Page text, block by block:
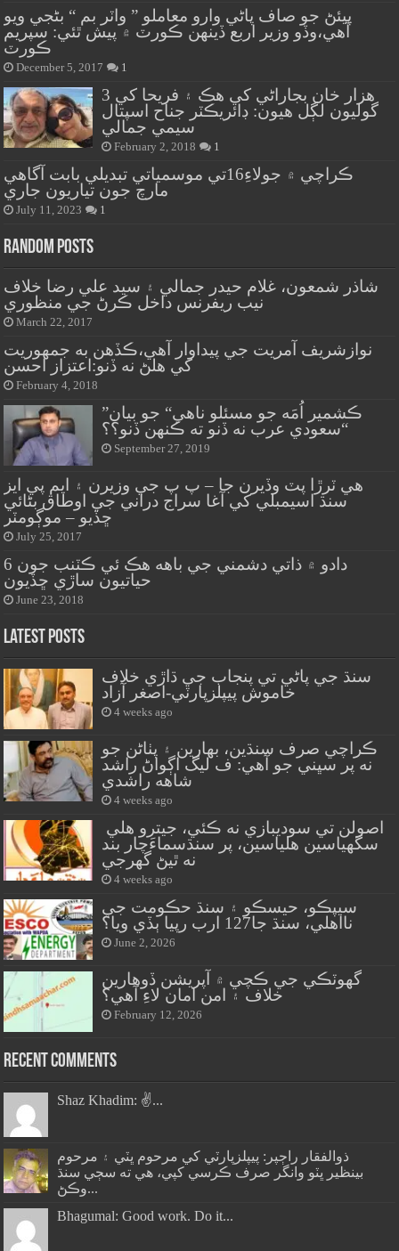
پيئڻ جو صاف پاڻي وارو معاملو ” واٽر بم “ بڻجي ويو
آهي،وڏو وزير اربع ڏينهن ڪورٽ ۾ پيش ٿئي: سپريم
ڪورٽ
December 5, 2017 1
هزار خان بجاراڻي کي هڪ ۽ فريحا کي 3
گوليون لڳل هيون: ڊائريڪٽر جناح اسپتال
سيمي جمالي
February 2, 2018 1
ڪراچي ۾ جولاءِ16تي موسمياتي تبديلي بابت آگاهي
مارچ جون تياريون جاري
July 11, 2023 1
Random Posts
شاذر شمعون، غلام حيدر جمالي ۽ سيد علي رضا خلاف
نيب ريفرنس داخل ڪرڻ جي منظوري
March 22, 2017
نوازشريف آمريت جي پيداوار آهي،ڪڏهن به جمهوريت
کي هلڻ نه ڏنو:اعتزاز احسن
February 4, 2018
”ڪشمير اُمَه جو مسئلو ناهي“ جو بيان
سعودي عرب نه ڏنو ته ڪنهن ڏنو؟؟“
September 27, 2019
هي ٽرڙا پٽ وڏيرن جا – پ پ جي وزيرن ۽ ايم پي ايز
سنڌ اسيمبلي کي آغا سراج دراني جي اوطاق بڻائي
ڇڏيو – موڳومٽر
July 25, 2017
دادو ۾ ذاتي دشمني جي باهه هڪ ئي ڪٽنب جون 6
حياتيون ساڙي ڇڏيون
June 23, 2018
Latest Posts
سنڌ جي پاڻي تي پنجاب جي ڌاڙي خلاف
خاموش پيپلزپارٽي-اصغر آزاد
4 weeks ago
ڪراچي صرف سنڌين، بهارين ۽ پٺاڻن جو
نه پر سڀني جو آهي: ف ليگ اڳواڻ راشد
شاهه راشدي
4 weeks ago
سگهياسين هلياسين، پر سنڌسماءَچار بند
نه ٿيڻ گهرجي
4 weeks ago
سيپڪو، حيسڪو ۽ سنڌ حڪومت جي
نااهلي، سنڌ جا127 ارب رپيا ٻڏي ويا؟
June 2, 2026
گهوٽڪي جي ڪچي ۾ آپريشن ڏوهارين
خلاف ۽ امن امان لاءِ آهي؟
February 12, 2026
Recent Comments
Shaz Khadim: ✌️...
ذوالفقار راڄپر: پيپلزپارٽي کي مرحوم ڀٽي ۽ مرحوم
بينظير ڀٽو وانگر صرف ڪرسي کپي، هي ته سڄي سنڌ
وڪڻ...
Bhagumal: Good work. Do it...